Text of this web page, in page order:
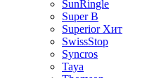
SunRingle
Super B
Superior Хит
SwissStop
Syncros
Taya